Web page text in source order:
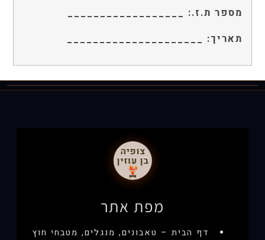
מספר ת.ז.: __________________
תאריך: _____________________
מפת אתר
דף הבית – טאבונים, מנגלים, מטבחי חוץ